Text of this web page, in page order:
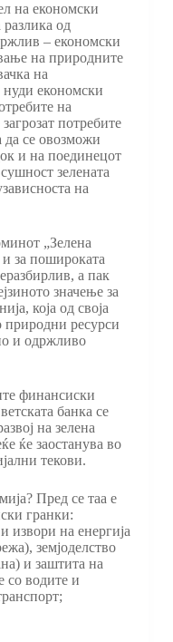
на економски
разлика од
– економски
на природните
на
нуди економски
на
потребите
да се овозможи
и на поединецот
зелената
на
„Зелена
за пошироката
а пак
значење за
која од своја
природни ресурси
и одржливо
финансиски
банка се
на зелена
ќе заостанува во
текови.
Пред се таа е
гранки:
извори на енергија
земјоделство
и заштита на
со водите и